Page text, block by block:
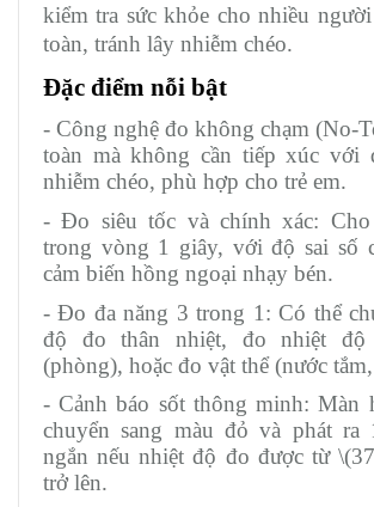
kiểm tra sức khỏe cho nhiều
toàn, tránh lây nhiễm chéo.
Đặc điểm nỗi bật
- Công nghệ đo không chạm (No-
toàn mà không cần tiếp xúc với
nhiễm chéo, phù hợp cho trẻ em.
- Đo siêu tốc và chính xác:
trong vòng 1 giây, với độ sai số
cảm biến hồng ngoại nhạy bén.
- Đo đa năng 3 trong 1: Có thể
độ đo thân nhiệt, đo nhiệt độ
(phòng), hoặc đo vật thể (nước
- Cảnh báo sốt thông minh: Màn
chuyển sang màu đỏ và phát ra
ngắn nếu nhiệt độ đo được từ
trở lên.